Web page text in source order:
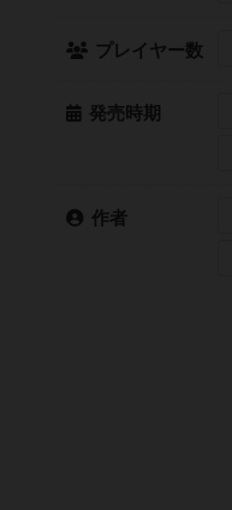
プレイヤー数
発売時期
作者